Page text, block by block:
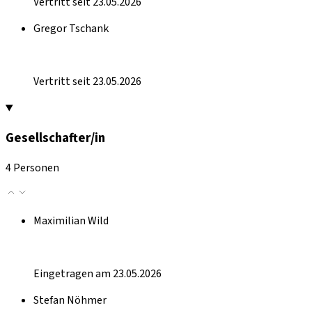
Gregor Tschank
Vertritt seit 23.05.2026
Gesellschafter/in
4 Personen
Maximilian Wild
Eingetragen am 23.05.2026
Stefan Nöhmer